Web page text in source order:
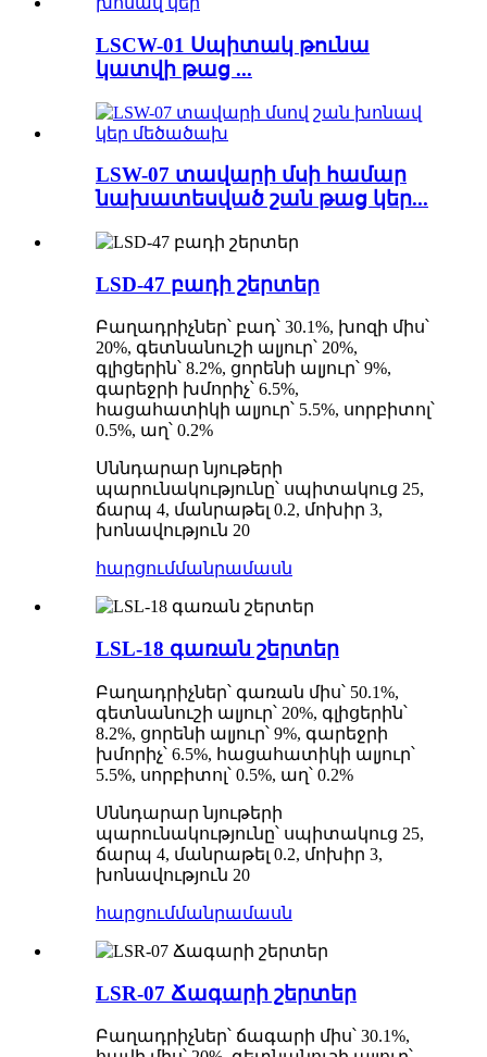
LSCW-01 Սպիտակ թունա
կատվի թաց ...
LSW-07 տավարի մսի համար
նախատեսված շան թաց կեր...
LSD-47 բադի շերտեր
Բաղադրիչներ՝ բադ՝ 30.1%, խոզի միս՝
20%, գետնանուշի ալյուր՝ 20%,
գլիցերին՝ 8.2%, ցորենի ալյուր՝ 9%,
գարեջրի խմորիչ՝ 6.5%,
հացահատիկի ալյուր՝ 5.5%, սորբիտոլ՝
0.5%, աղ՝ 0.2%
Սննդարար նյութերի
պարունակությունը՝ սպիտակուց 25,
ճարպ 4, մանրաթել 0.2, մոխիր 3,
խոնավություն 20
հարցումմանրամասն
LSL-18 գառան շերտեր
Բաղադրիչներ՝ գառան միս՝ 50.1%,
գետնանուշի ալյուր՝ 20%, գլիցերին՝
8.2%, ցորենի ալյուր՝ 9%, գարեջրի
խմորիչ՝ 6.5%, հացահատիկի ալյուր՝
5.5%, սորբիտոլ՝ 0.5%, աղ՝ 0.2%
Սննդարար նյութերի
պարունակությունը՝ սպիտակուց 25,
ճարպ 4, մանրաթել 0.2, մոխիր 3,
խոնավություն 20
հարցումմանրամասն
LSR-07 Ճագարի շերտեր
Բաղադրիչներ՝ ճագարի միս՝ 30.1%,